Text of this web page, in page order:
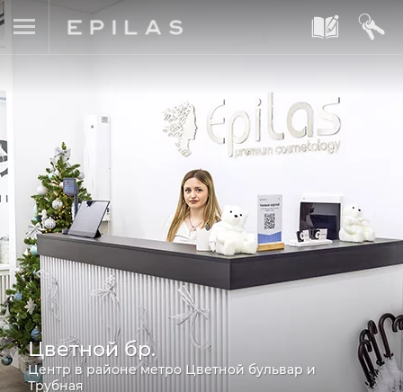
A B
Цветной бр.
Центр в районе метро Цветной бульвар и
Трубная